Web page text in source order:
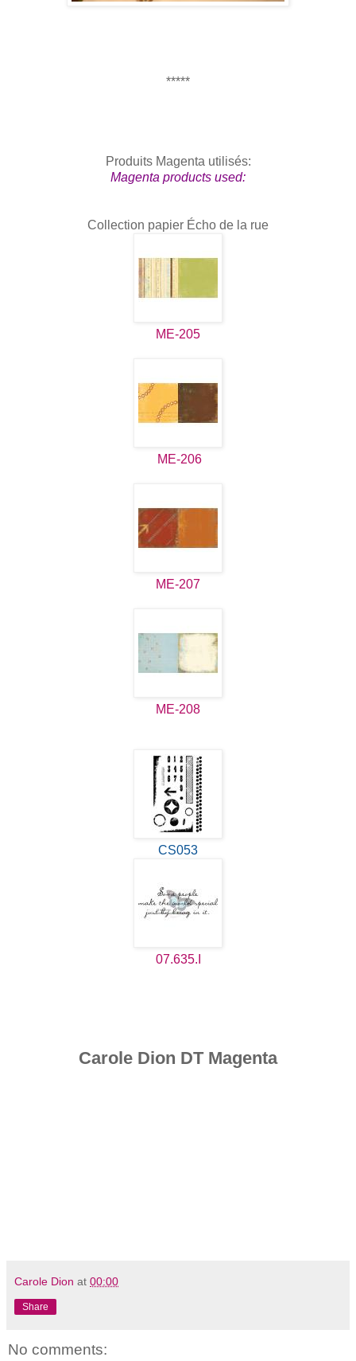
*****
Produits Magenta utilisés:
Magenta products used:
Collection papier Écho de la rue
ME-205
ME-206
ME-207
ME-208
CS053
07.635.I
Carole Dion DT Magenta
Carole Dion at 00:00
Share
No comments: